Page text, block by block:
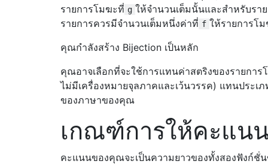
รายการโมฆะที่ g ให้จำนวนเต็มนั้นและสำหรับรา
รายการควรมีจำนวนเต็มหนึ่งค่าที่ f ให้รายการโ
คุณกำลังสร้าง Bijection เป็นหลัก
คุณอาจเลือกที่จะใช้การแทนค่าสตริงของรายกา
ไม่มีเครื่องหมายจุลภาคและเว้นวรรค) แทนประเ
ของภาษาของคุณ
เกณฑ์การให้คะแน
คะแนนของคุณจะเป็นความยาวของทั้งสองฟังก์ชั่